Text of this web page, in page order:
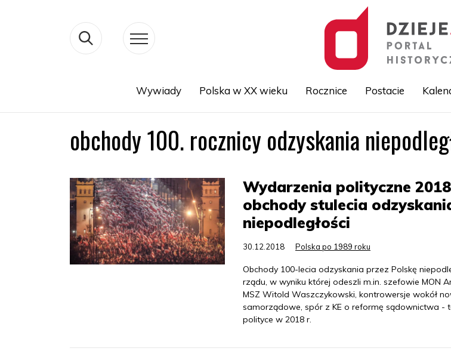
Przejdź
do
Wywiady Polska w XX wieku Rocznice Postacie
obchody 100. rocznicy odzyskania
Wydarzenia polityczne
obchody stulecia
niepodległości
30.12.2018 Polska po 1989 roku
Obchody 100-lecia odzyskania przez Polskę
rządu, w wyniku której odeszli m.in. szefowie MON
MSZ Witold Waszczykowski, kontrowersje wokół
samorządowe, spór z KE o reformę sądownictwa -
polityce w 2018 r.